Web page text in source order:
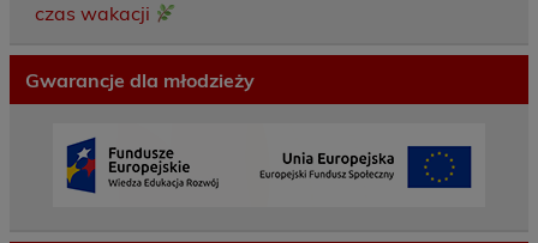
czas wakacji
Gwarancje dla młodzieży